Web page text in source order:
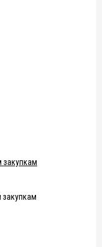
закупкам
закупкам